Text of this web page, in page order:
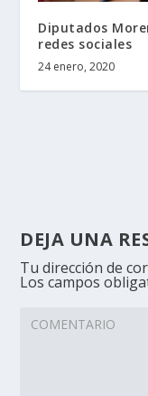
Diputados
redes sociales
24 enero, 2020
DEJA UNA
Tu dirección de
Los campos